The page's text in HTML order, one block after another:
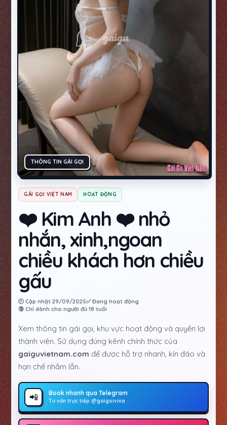
THÔNG TIN GÁI GỌI
GÁI GỌI VIỆT NAM HOẠT ĐỘNG
❤️ Kim Anh ❤️ nhỏ
nhắn, xinh,ngoan
chiều khách hơn chiều
gấu
🕘 Cập nhật 29/09/2025✅ Đang hoạt động
🔞 Chỉ dành cho người đủ 18 tuổi
Xem thông tin gái gọi, khu vực hoạt động và quyền lợi
thành viên. Sử dụng đúng kênh chính thức của
gaiguvietnam.com để được hỗ trợ nhanh, kín đáo và
hạn chế nhầm lẫn.
📲 Book nhanh qua Telegram
Tư vấn trực tiếp @gaigoivina